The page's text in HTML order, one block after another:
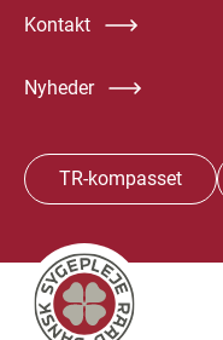
Kontakt
Nyheder
TR-kompasset